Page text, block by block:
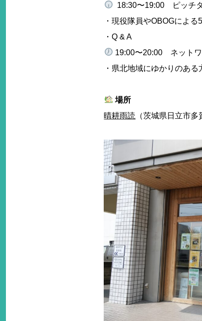
18:30〜19:00 ピッチ
・現役隊員やOBOGによる
・Q & A
19:00〜20:00 ネット
・県北地域にゆかりのあ
場所
晴耕雨読 （茨城県日立市多